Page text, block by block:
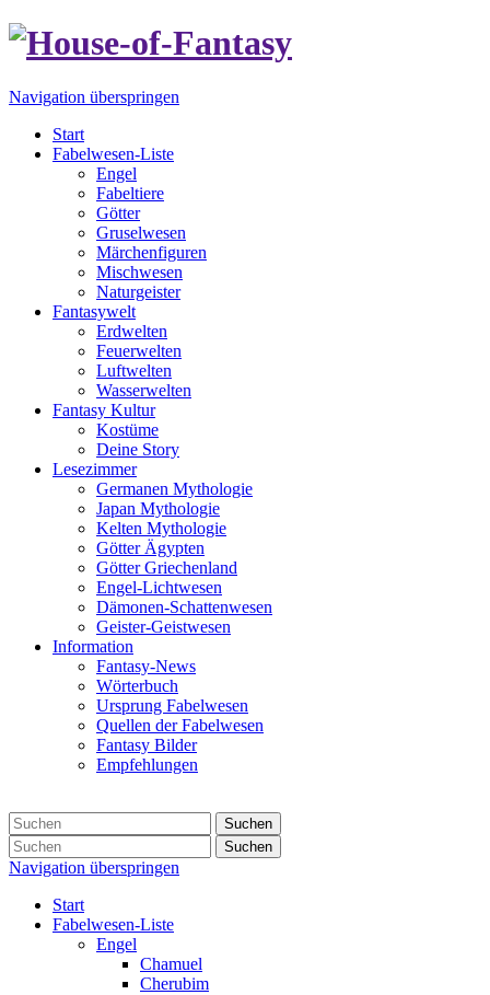
Navigation überspringen
Start
Fabelwesen-Liste
Engel
Fabeltiere
Götter
Gruselwesen
Märchenfiguren
Mischwesen
Naturgeister
Fantasywelt
Erdwelten
Feuerwelten
Luftwelten
Wasserwelten
Fantasy Kultur
Kostüme
Deine Story
Lesezimmer
Germanen Mythologie
Japan Mythologie
Kelten Mythologie
Götter Ägypten
Götter Griechenland
Engel-Lichtwesen
Dämonen-Schattenwesen
Geister-Geistwesen
Information
Fantasy-News
Wörterbuch
Ursprung Fabelwesen
Quellen der Fabelwesen
Fantasy Bilder
Empfehlungen
Suchen
Suchen
Navigation überspringen
Start
Fabelwesen-Liste
Engel
Chamuel
Cherubim